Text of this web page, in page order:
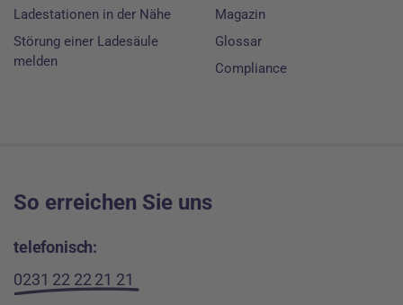
Ladestationen in der Nähe
Störung einer Ladesäule
melden
Magazin
Glossar
Compliance
So erreichen Sie uns
telefonisch:
0231 22 22 21 21